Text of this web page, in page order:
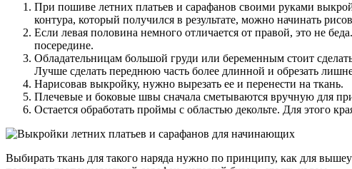
При пошиве летних платьев и сарафанов своими руками
контура, который получился в результате, можно начинать
Если левая половина немного отличается от правой, это не
посередине.
Обладательницам большой груди или беременным стоит
Лучше сделать переднюю часть более длинной и обрезать
Нарисовав выкройку, нужно вырезать ее и перенести на ткань.
Плечевые и боковые швы сначала сметываются вручную для
Остается обработать проймы с областью декольте. Для этого
Выбирать ткань для такого наряда нужно по принципу, как для